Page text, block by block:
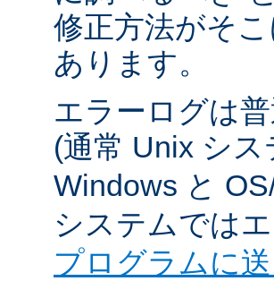
修正方法がそ
あります。
エラーログは
(通常 Unix シス
Windows と
システムでは
プログラムに